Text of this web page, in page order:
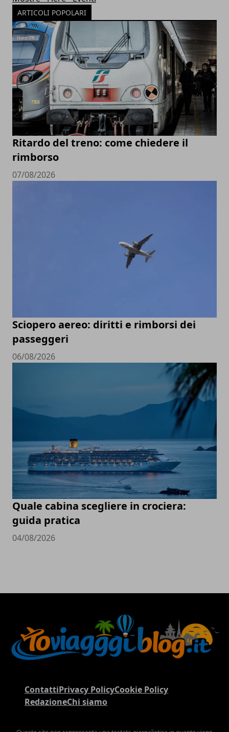
ARTICOLI POPOLARI
Ritardo del treno: come chiedere il
rimborso
07/08/2026
Sciopero aereo: diritti e rimborsi dei
passeggeri
06/08/2026
Quale cabina scegliere in crociera:
guida pratica
04/08/2026
ContattiPrivacy PolicyCookie Policy
RedazioneChi siamo